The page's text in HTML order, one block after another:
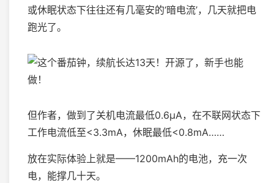
或休眠状态下往往还有几毫安的‘暗电流’，几天就把电
跑光了。
但作者，做到了关机电流最低0.6μA，在不联网状态下
工作电流低至<3.3mA，休眠最低<0.8mA……
放在实际体验上就是——1200mAh的电池，充一次
电，能撑几十天。